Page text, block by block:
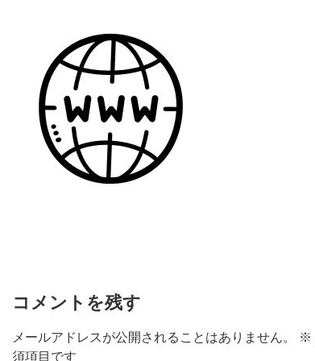
コメントを残す
メールアドレスが公開されることはありません。 ※
須項目です